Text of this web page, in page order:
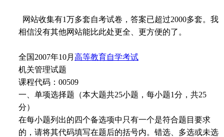
网站收集有1万多套自考试卷，答案已超过2000多套。我
相信没有其他网站能比此处更全、更方便的了。
全国2007年10月 高等教育自学考试
机关管理试题
课程代码：00509
一、单项选择题（本大题共25小题，每小题1分，共25
分）
在每小题列出的四个备选项中只有一个是符合题目要求
的，请将其代码填写在题后的括号内。错选、多选或未选